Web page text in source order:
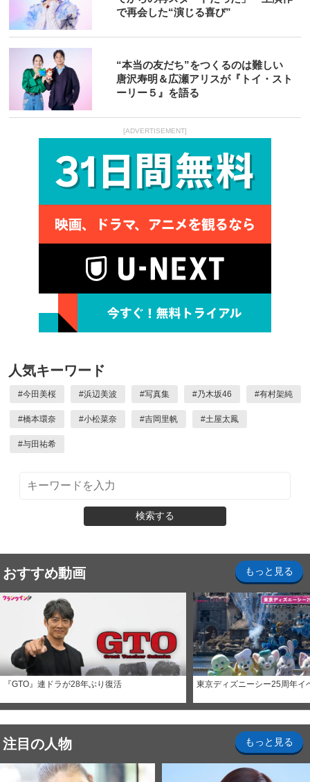
で再会した“演じる喜び”
“本当の友だち”をつくるのは難しい
唐沢寿明＆広瀬アリスが『トイ・スト
ーリー５』を語る
[ADVERTISEMENT]
人気キーワード
#今田美桜 #浜辺美波 #写真集 #乃木坂46 #有村架純
#橋本環奈 #小松菜奈 #吉岡里帆 #土屋太鳳
#与田祐希
検索する
おすすめ動画 もっと見る
『GTO』連ドラが28年ぶり復活 東京ディズニーシー25周年イ
注目の人物 もっと見る